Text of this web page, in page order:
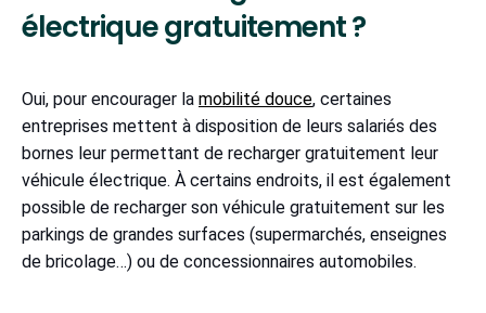
électrique gratuitement ?
Oui, pour encourager la mobilité douce, certaines
entreprises mettent à disposition de leurs salariés des
bornes leur permettant de recharger gratuitement leur
véhicule électrique. À certains endroits, il est également
possible de recharger son véhicule gratuitement sur les
parkings de grandes surfaces (supermarchés, enseignes
de bricolage…) ou de concessionnaires automobiles.